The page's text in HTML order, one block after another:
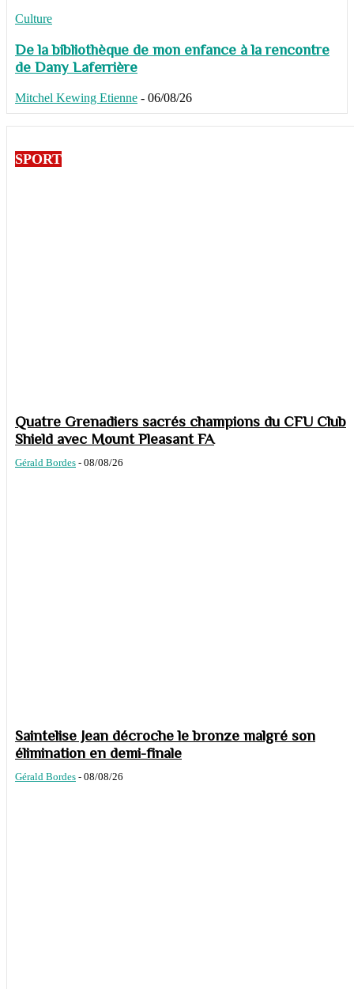
Culture
De la bibliothèque de mon enfance à la rencontre
de Dany Laferrière
Mitchel Kewing Etienne - 06/08/26
SPORT
Quatre Grenadiers sacrés champions du CFU Club
Shield avec Mount Pleasant FA
Gérald Bordes - 08/08/26
Saintelise Jean décroche le bronze malgré son
élimination en demi-finale
Gérald Bordes - 08/08/26